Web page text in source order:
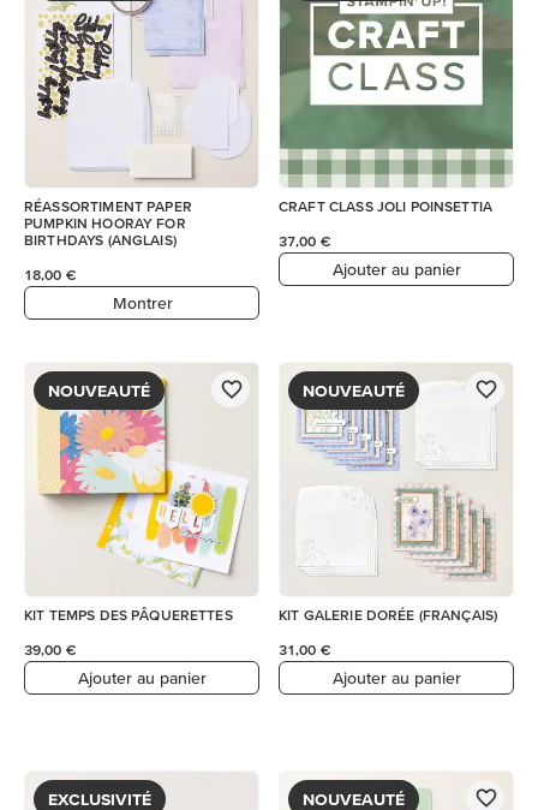
RÉASSORTIMENT PAPER
PUMPKIN HOORAY FOR
BIRTHDAYS (ANGLAIS)
18,00 €
Montrer
CRAFT CLASS JOLI POINSETTIA
37,00 €
Ajouter au panier
NOUVEAUTÉ
KIT TEMPS DES PÂQUERETTES
39,00 €
Ajouter au panier
NOUVEAUTÉ
KIT GALERIE DORÉE (FRANÇAIS)
31,00 €
Ajouter au panier
EXCLUSIVITÉ NOUVEAUTÉ